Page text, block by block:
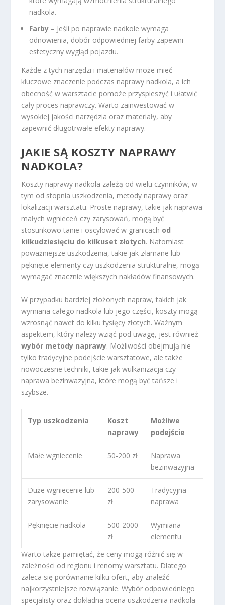
nadkola.
Farby – Jeśli po naprawie nadkole wymaga
odnowienia, dobór odpowiedniej farby zapewni
estetyczny wygląd pojazdu.
Każde z tych narzędzi i materiałów może mieć
kluczowe znaczenie podczas naprawy nadkola, a ich
obecność w warsztacie pomoże przyspieszyć i ułatwić
cały proces naprawczy. Warto zainwestować w
wysokiej jakości narzędzia oraz materiały, aby
zapewnić długotrwałe efekty naprawy.
JAKIE SĄ KOSZTY NAPRAWY
NADKOLA?
Koszty naprawy nadkola zależą od wielu czynników, w
tym od stopnia uszkodzenia, metody naprawy oraz
lokalizacji warsztatu. Proste naprawy, takie jak naprawa
małych wgnieceń czy zarysowań, mogą być
stosunkowo tanie i oscylować w granicach od
kilkudziesięciu do kilkuset złotych. Natomiast
poważniejsze uszkodzenia, takie jak złamane lub
pęknięte elementy czy uszkodzenia strukturalne, mogą
wymagać znacznie większych nakładów finansowych.
W przypadku bardziej złożonych napraw, takich jak
wymiana całego nadkola lub jego części, koszty mogą
wzrosnąć nawet do kilku tysięcy złotych. Ważnym
aspektem, który należy wziąć pod uwagę, jest również
wybór metody naprawy. Możliwości obejmują nie
tylko tradycyjne podejście warsztatowe, ale także
nowoczesne techniki, takie jak wulkanizacja czy
naprawa bezinwazyjna, które mogą być tańsze i
szybsze.
Typ uszkodzenia
Koszt
naprawy
Możliwe
podejście
Małe wgniecenie 50-200 zł
Naprawa
bezinwazyjna
Duże wgniecenie lub
zarysowanie
200-500
zł
Tradycyjna
naprawa
Pęknięcie nadkola
500-2000
zł
Wymiana
elementu
Warto także pamiętać, że ceny mogą różnić się w
zależności od regionu i renomy warsztatu. Dlatego
zaleca się porównanie kilku ofert, aby znaleźć
najkorzystniejsze rozwiązanie. Wybór odpowiedniego
specjalisty oraz dokładna ocena uszkodzenia nadkola